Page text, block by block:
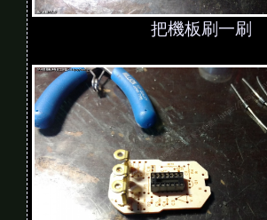
把機板刷一刷